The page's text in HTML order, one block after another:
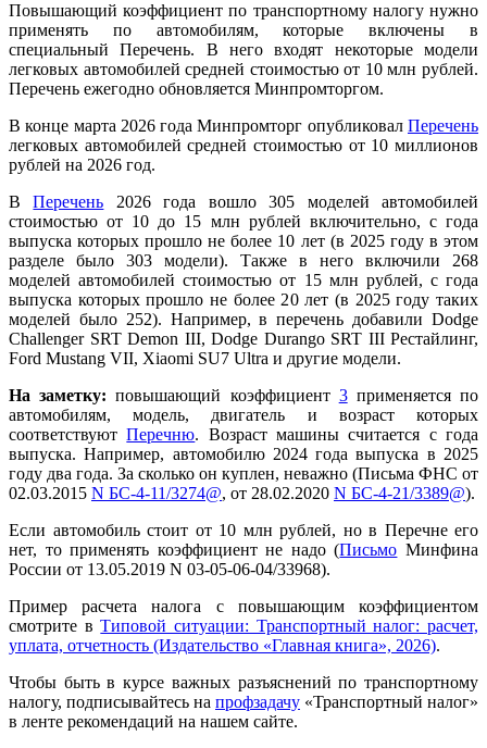
Повышающий коэффициент по транспортному налогу нужно
применять по автомобилям, которые включены в
специальный Перечень. В него входят некоторые модели
легковых автомобилей средней стоимостью от 10 млн рублей.
Перечень ежегодно обновляется Минпромторгом.
В конце марта 2026 года Минпромторг опубликовал Перечень
легковых автомобилей средней стоимостью от 10 миллионов
рублей на 2026 год.
ВПеречень 2026 года вошло 305 моделей автомобилей
стоимостью от 10 до 15 млн рублей включительно, с года
выпуска которых прошло не более 10 лет (в 2025 году в этом
разделе было 303 модели). Также в него включили 268
моделей автомобилей стоимостью от 15 млн рублей, с года
выпуска которых прошло не более 20 лет (в 2025 году таких
моделей было 252). Например, в перечень добавили Dodge
Challenger SRT Demon III, Dodge Durango SRT III Рестайлинг,
Ford Mustang VII, Xiaomi SU7 Ultra и другие модели.
На заметку: повышающий коэффициент 3применяется по
автомобилям, модель, двигатель и возраст которых
соответствуютПеречню. Возраст машины считается с года
выпуска. Например, автомобилю 2024 года выпуска в 2025
году два года. За сколько он куплен, неважно (Письма ФНС от
02.03.2015 N БС-4-11/3274@, от 28.02.2020 N БС-4-21/3389@).
Если автомобиль стоит от 10 млн рублей, но в Перечне его
нет, то применять коэффициент не надо (Письмо Минфина
России от 13.05.2019 N 03-05-06-04/33968).
Пример расчета налога с повышающим коэффициентом
смотрите вТиповой ситуации: Транспортный налог: расчет,
уплата, отчетность (Издательство «Главная книга», 2026).
Чтобы быть в курсе важных разъяснений по транспортному
налогу, подписывайтесь на профзадачу «Транспортный налог»
в ленте рекомендаций на нашем сайте.